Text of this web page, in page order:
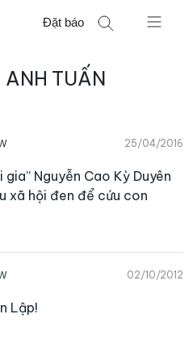
Đặt báo
TUẤN
25/04/2016
gia” Nguyễn Cao Kỳ Duyên
xã hội đen để cứu con
02/10/2012
Lập!